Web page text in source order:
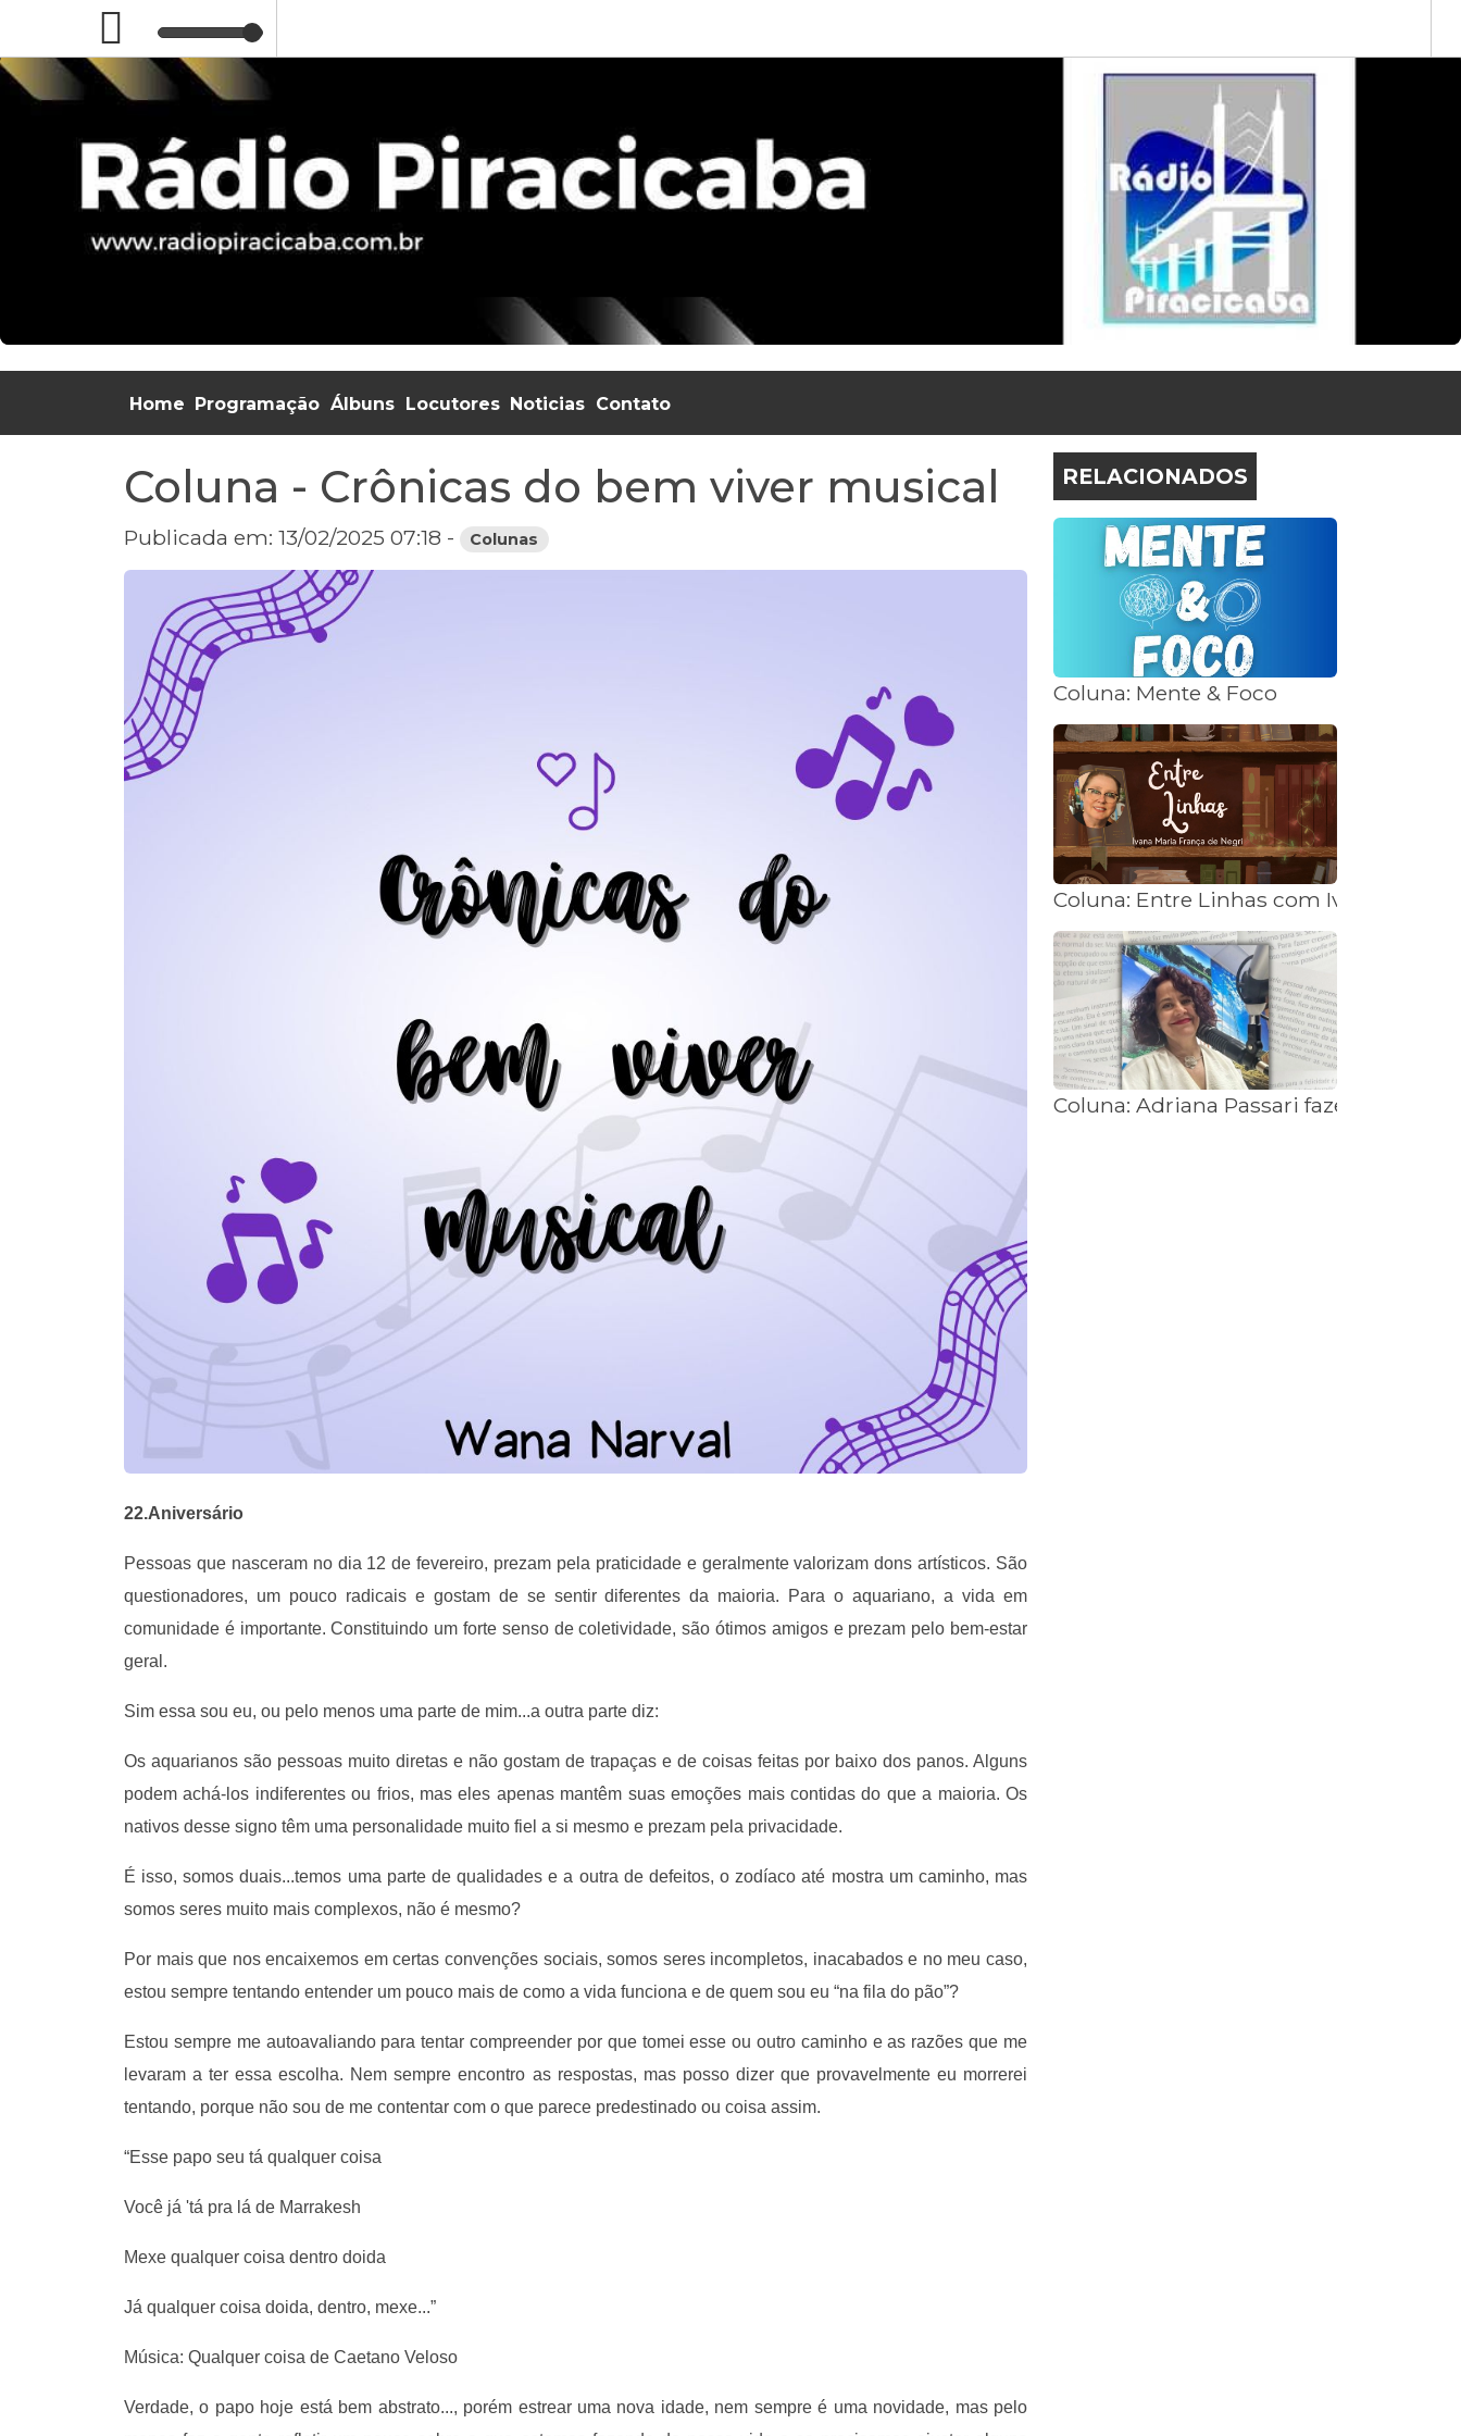
Home Programação Álbuns Locutores Noticias Contato
Coluna - Crônicas do bem viver musical
Publicada em: 13/02/2025 07:18 - Colunas
22.Aniversário
Pessoas que nasceram no dia 12 de fevereiro, prezam pela praticidade e geralmente valorizam dons artísticos. São
questionadores, um pouco radicais e gostam de se sentir diferentes da maioria. Para o aquariano, a vida em
comunidade é importante. Constituindo um forte senso de coletividade, são ótimos amigos e prezam pelo bem-estar
geral.
Sim essa sou eu, ou pelo menos uma parte de mim...a outra parte diz:
Os aquarianos são pessoas muito diretas e não gostam de trapaças e de coisas feitas por baixo dos panos. Alguns
podem achá-los indiferentes ou frios, mas eles apenas mantêm suas emoções mais contidas do que a maioria. Os
nativos desse signo têm uma personalidade muito fiel a si mesmo e prezam pela privacidade.
É isso, somos duais...temos uma parte de qualidades e a outra de defeitos, o zodíaco até mostra um caminho, mas
somos seres muito mais complexos, não é mesmo?
Por mais que nos encaixemos em certas convenções sociais, somos seres incompletos, inacabados e no meu caso,
estou sempre tentando entender um pouco mais de como a vida funciona e de quem sou eu “na fila do pão”?
Estou sempre me autoavaliando para tentar compreender por que tomei esse ou outro caminho e as razões que me
levaram a ter essa escolha. Nem sempre encontro as respostas, mas posso dizer que provavelmente eu morrerei
tentando, porque não sou de me contentar com o que parece predestinado ou coisa assim.
“Esse papo seu tá qualquer coisa
Você já 'tá pra lá de Marrakesh
Mexe qualquer coisa dentro doida
Já qualquer coisa doida, dentro, mexe...”
Música: Qualquer coisa de Caetano Veloso
Verdade, o papo hoje está bem abstrato..., porém estrear uma nova idade, nem sempre é uma novidade, mas pelo
RELACIONADOS
Coluna: Mente & Foco
Coluna: Entre Linhas com Ivana Negri
Coluna: Adriana Passari fazendo